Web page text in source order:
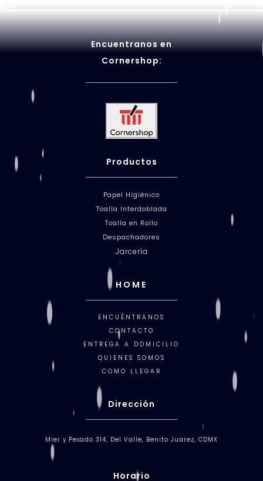
Encuentranos en
Cornershop:
Productos
Papel Higiénico
Toalla Interdoblada
Toalla en Rollo
Despachadores
Jarcería
HOME
ENCUÉNTRANOS
CONTACTO
ENTREGA A DOMICILIO
QUIENES SOMOS
COMO LLEGAR
Dirección
Mier y Pesado 314, Del Valle, Benito Juarez, CDMX
Horario